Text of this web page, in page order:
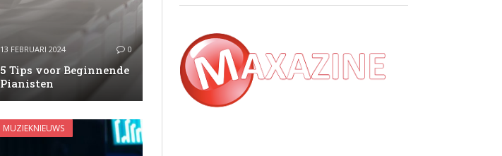
13 FEBRUARI 2024 0
5 Tips voor Beginnende
Pianisten
MUZIEKNIEUWS